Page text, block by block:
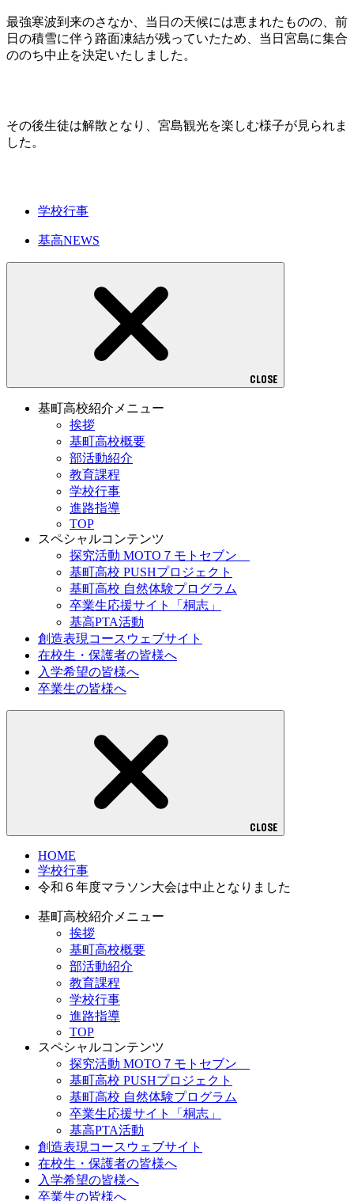
最強寒波到来のさなか、当日の天候には恵まれたものの、前
日の積雪に伴う路面凍結が残っていたため、当日宮島に集合
ののち中止を決定いたしました。
その後生徒は解散となり、宮島観光を楽しむ様子が見られま
した。
学校行事
基高NEWS
CLOSE
基町高校紹介メニュー
挨拶
基町高校概要
部活動紹介
教育課程
学校行事
進路指導
TOP
スペシャルコンテンツ
探究活動 MOTO７モトセブン
基町高校 PUSHプロジェクト
基町高校 自然体験プログラム
卒業生応援サイト「桐志」
基高PTA活動
創造表現コースウェブサイト
在校生・保護者の皆様へ
入学希望の皆様へ
卒業生の皆様へ
CLOSE
HOME
学校行事
令和６年度マラソン大会は中止となりました
基町高校紹介メニュー
挨拶
基町高校概要
部活動紹介
教育課程
学校行事
進路指導
TOP
スペシャルコンテンツ
探究活動 MOTO７モトセブン
基町高校 PUSHプロジェクト
基町高校 自然体験プログラム
卒業生応援サイト「桐志」
基高PTA活動
創造表現コースウェブサイト
在校生・保護者の皆様へ
入学希望の皆様へ
卒業生の皆様へ